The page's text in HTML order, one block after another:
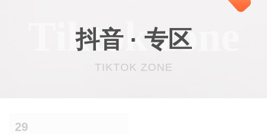
Tiktok zone
抖音 · 专区
TIKTOK ZONE
29